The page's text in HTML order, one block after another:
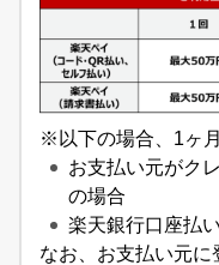
※以下の場合、1ヶ
お支払い元がク
の場合
楽天銀行口座払
なお、お支払い元に